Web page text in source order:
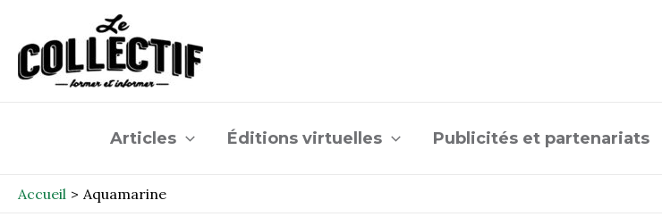
contenu
Articles Éditions virtuelles Publicités et partenariats
Accueil Aquamarine